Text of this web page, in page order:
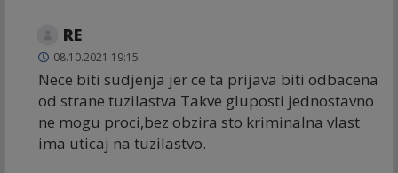
RE
08.10.2021 19:15
Nece biti sudjenja jer ce ta prijava biti odbacena
od strane tuzilastva.Takve gluposti jednostavno
ne mogu proci,bez obzira sto kriminalna vlast
ima uticaj na tuzilastvo.